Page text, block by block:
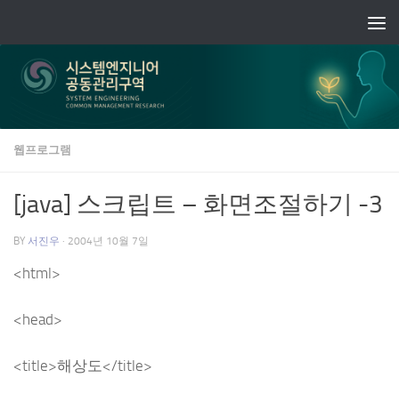
웹프로그램
[java] 스크립트 – 화면조절하기 -3
BY 서진우 · 2004년 10월 7일
<html>
<head>
<title>해상도</title>